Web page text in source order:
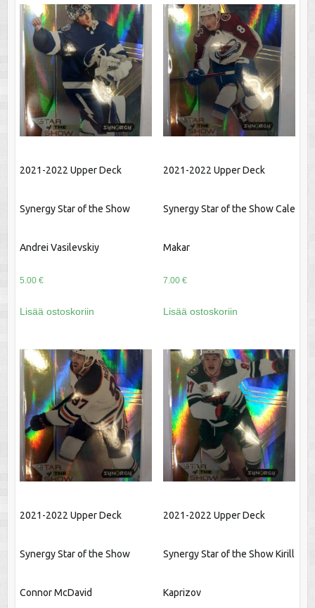
2021-2022 Upper Deck
Synergy Star of the Show
Andrei Vasilevskiy
5.00 €
Lisää ostoskoriin
2021-2022 Upper Deck
Synergy Star of the Show Cale
Makar
7.00 €
Lisää ostoskoriin
2021-2022 Upper Deck
Synergy Star of the Show
Connor McDavid
2021-2022 Upper Deck
Synergy Star of the Show Kirill
Kaprizov